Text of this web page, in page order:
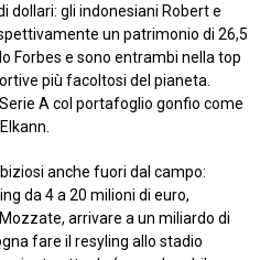
dollari: gli indonesiani Robert e
un patrimonio di 26,5
Forbes e sono entrambi nella top
più facoltosi del pianeta.
A col portafoglio gonfio come
anche fuori dal campo:
da 4 a 20 milioni di euro,
arrivare a un miliardo di
fare il resyling allo stadio